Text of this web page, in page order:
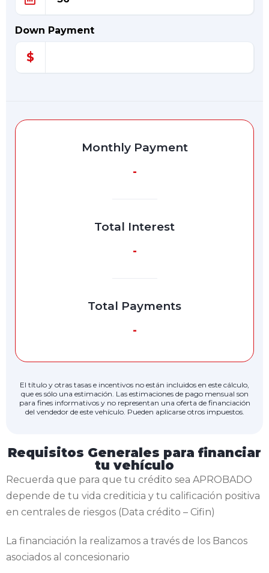
Down Payment
$
Monthly Payment
-
Total Interest
-
Total Payments
-
El título y otras tasas e incentivos no están incluidos en este cálculo,
que es sólo una estimación. Las estimaciones de pago mensual son
para fines informativos y no representan una oferta de financiación
del vendedor de este vehículo. Pueden aplicarse otros impuestos.
Requisitos Generales para financiar
tu vehículo
Recuerda que para que tu crédito sea APROBADO
depende de tu vida crediticia y tu calificación positiva
en centrales de riesgos (Data crédito – Cifin)
La financiación la realizamos a través de los Bancos
asociados al concesionario